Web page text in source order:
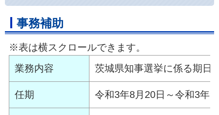
事務補助
※表は横スクロールできます。
業務内容
茨城県知事選挙に係る期日
任期 令和3年8月20日～令和3年9